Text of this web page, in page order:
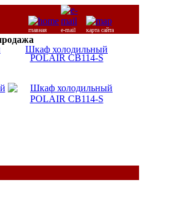
главная e-mail карта сайта
Шкаф холодильный
POLAIR CB114-S